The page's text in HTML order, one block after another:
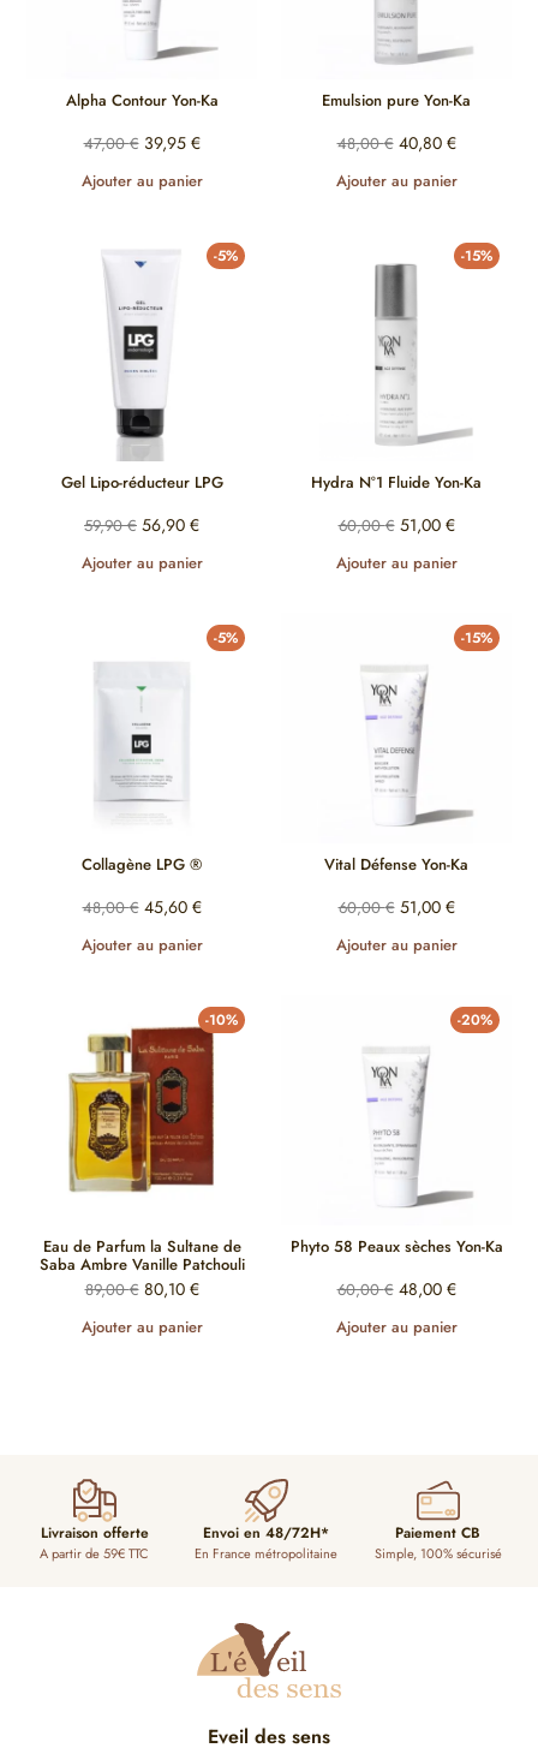
Alpha Contour Yon-Ka
47,00€ 39,95 €
Ajouter au panier
Emulsion pure Yon-Ka
48,00€ 40,80 €
Ajouter au panier
-5%
Gel Lipo-réducteur LPG
59,90€ 56,90 €
Ajouter au panier
-15%
Hydra N°1 Fluide Yon-Ka
60,00€ 51,00 €
Ajouter au panier
-5%
Collagène LPG ®
48,00€ 45,60 €
Ajouter au panier
-15%
Vital Défense Yon-Ka
60,00€ 51,00 €
Ajouter au panier
-10%
Eau de Parfum la Sultane de
Saba Ambre Vanille Patchouli
89,00€ 80,10 €
Ajouter au panier
-20%
Phyto 58 Peaux sèches Yon-Ka
60,00€ 48,00 €
Ajouter au panier
Livraison offerte
A partir de 59€ TTC
Envoi en 48/72H*
En France métropolitaine
Paiement CB
Simple, 100% sécurisé
Eveil des sens